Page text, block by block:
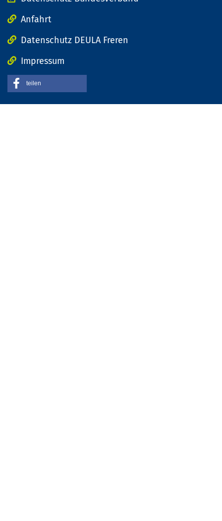
Anfahrt
Datenschutz DEULA Freren
Impressum
teilen